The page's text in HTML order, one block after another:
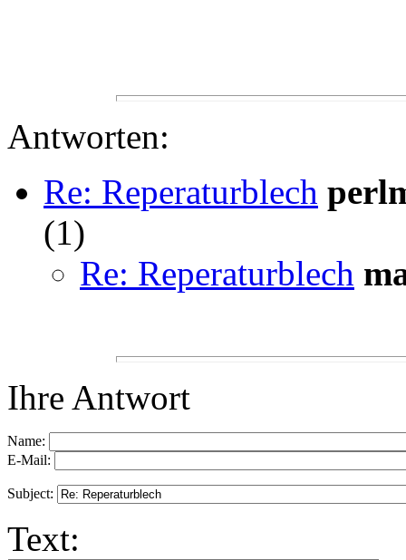
Antworten:
Re: Reperaturblech
(1)
Re: Reperaturblech
Ihre Antwort
Name:
E-Mail:
Subject:
Text: